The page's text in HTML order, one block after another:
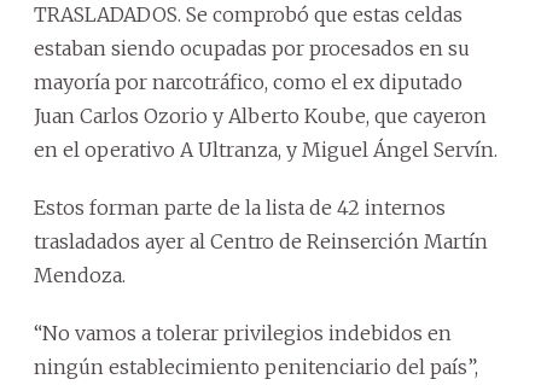
TRASLADADOS. Se comprobó que estas celdas
estaban siendo ocupadas por procesados en su
mayoría por narcotráfico, como el ex diputado
Juan Carlos Ozorio y Alberto Koube, que cayeron
en el operativo A Ultranza, y Miguel Ángel Servín.
Estos forman parte de la lista de 42 internos
trasladados ayer al Centro de Reinserción Martín
Mendoza.
“No vamos a tolerar privilegios indebidos en
ningún establecimiento penitenciario del país”,